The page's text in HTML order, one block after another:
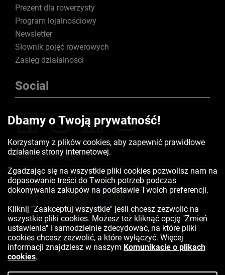
Prezent dla rowerzysty
Program lojalnościowy
Newsletter
Słownik pojęć rowerowych
Zasięg działalności
Social
Certyfikaty
Kontakt:523350041
Dbamy o Twoją prywatność!
Korzystamy z plików cookies, aby zapewnić prawidłowe
działanie strony internetowej.
Zgadzając się na wszystkie pliki cookies pozwolisz nam na
dopasowanie treści do Twoich potrzeb podczas
dokonywania zakupów na podstawie Twoich preferencji.
Kliknij "Zaakceptuj wszystkie" jeśli chcesz zezwolić na
wszystkie pliki cookies. Możesz też kliknąć opcję "Zmień
ustawienia" i samodzielnie zdecydować, na które pliki
cookies chcesz zezwolić, a które wyłączyć. Więcej
informacji znajdziesz w naszym Komunikacie o plikach
cookies.